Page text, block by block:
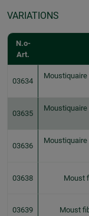
VARIATIONS
N.o-
Art.
03634
Moustiquaire
03635
Moustiquaire
03636
Moustiquaire
03638 Moust
03639 Moust